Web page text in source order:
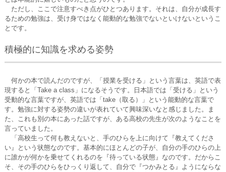
ただし、ここで注意すべき点がひとつあります。それは、自分が成長す
るための勉強は、受け身ではなく能動的な勉強でないといけないというこ
とです。
積極的に知識を求める姿勢
何かの本で読んだのですが、「授業を受ける」という言葉は、英語で表
現すると「Take a class」になるそうです。日本語では「受ける」という
受動的な言葉ですが、英語では「take（取る）」という能動的な言葉で
す。勉強に対する姿勢の違いが表れていて興味深いなと感じました。ま
た、これも別の本にあった話ですが、ある高校の先生が次のようなことを
言っていました。
「高校生って何も教えないと、手のひらを上に向けて『教えてくださ
い』という状態なのです。基本的にほとんどの子が、自分の手のひらの上
に誰かが何かを乗せてくれるのを『待っている状態』なのです。だからこ
そ、その手のひらをひっくり返して、自分で『つかみとる』ようにならな